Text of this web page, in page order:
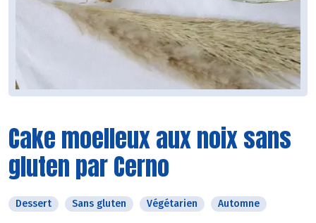
Cake moelleux aux noix sans
gluten par Cerno
Dessert Sans gluten Végétarien Automne